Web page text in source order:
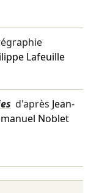
Lafeuille
d'après Jean-
Noblet